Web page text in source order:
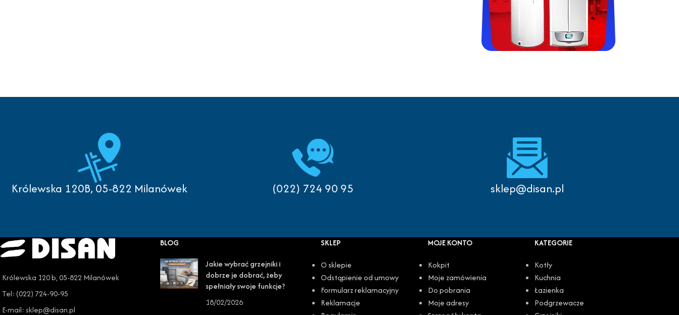
Autoryzowany serwis
Królewska 120B, 05-822 Milanówek (022) 724 90 95 sklep@disan.pl
Królewska 120 b, 05-822 Milanówek
Tel: (022) 724-90-95
E-mail: sklep@disan.pl
BLOG
Jakie wybrać grzejniki i
dobrze je dobrać, żeby
spełniały swoje funkcje?
18/02/2026
SKLEP
O sklepie
Odstąpienie od umowy
Formularz reklamacyjny
Reklamacje
MOJE KONTO
Kokpit
Moje zamówienia
Do pobrania
Moje adresy
KATEGORIE
Kotły
Kuchnia
Łazienka
Podgrzewacze